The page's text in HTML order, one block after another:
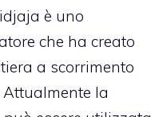
è uno
che ha creato
a scorrimento
Attualmente la